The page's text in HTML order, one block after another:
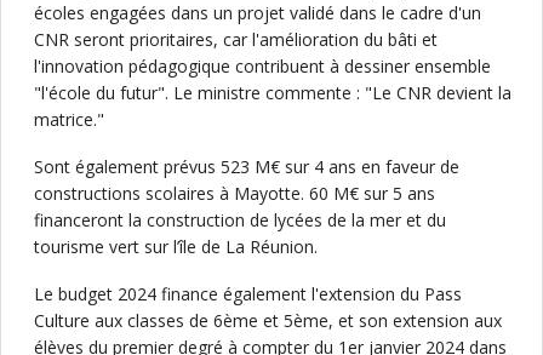
écoles engagées dans un projet validé dans le cadre d'un
CNR seront prioritaires, car l'amélioration du bâti et
l'innovation pédagogique contribuent à dessiner ensemble
"l'école du futur". Le ministre commente : "Le CNR devient la
matrice."
Sont également prévus 523 M€ sur 4 ans en faveur de
constructions scolaires à Mayotte. 60 M€ sur 5 ans
financeront la construction de lycées de la mer et du
tourisme vert sur l’île de La Réunion.
Le budget 2024 finance également l'extension du Pass
Culture aux classes de 6ème et 5ème, et son extension aux
élèves du premier degré à compter du 1er janvier 2024 dans